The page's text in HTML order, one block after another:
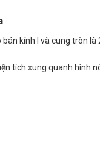
bán kính l và cung tròn
tích xung quanh hình